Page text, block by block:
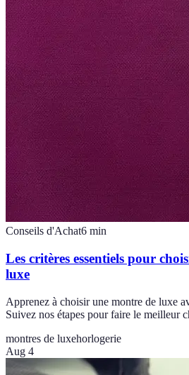
Conseils d'Achat6 min
Les critères essentiels pour
luxe
Apprenez à choisir une montre de luxe
Suivez nos étapes pour faire le meilleur
montres de luxehorlogerie
Aug 4